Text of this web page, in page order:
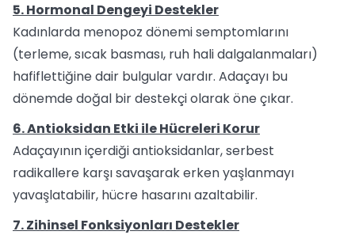
5. Hormonal Dengeyi Destekler
Kadınlarda menopoz dönemi semptomlarını
(terleme, sıcak basması, ruh hali dalgalanmaları)
hafiflettiğine dair bulgular vardır. Adaçayı bu
dönemde doğal bir destekçi olarak öne çıkar.
6. Antioksidan Etki ile Hücreleri Korur
Adaçayının içerdiği antioksidanlar, serbest
radikallere karşı savaşarak erken yaşlanmayı
yavaşlatabilir, hücre hasarını azaltabilir.
7. Zihinsel Fonksiyonları Destekler